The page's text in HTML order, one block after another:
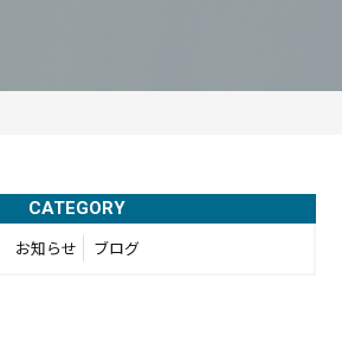
CATEGORY
お知らせ ブログ